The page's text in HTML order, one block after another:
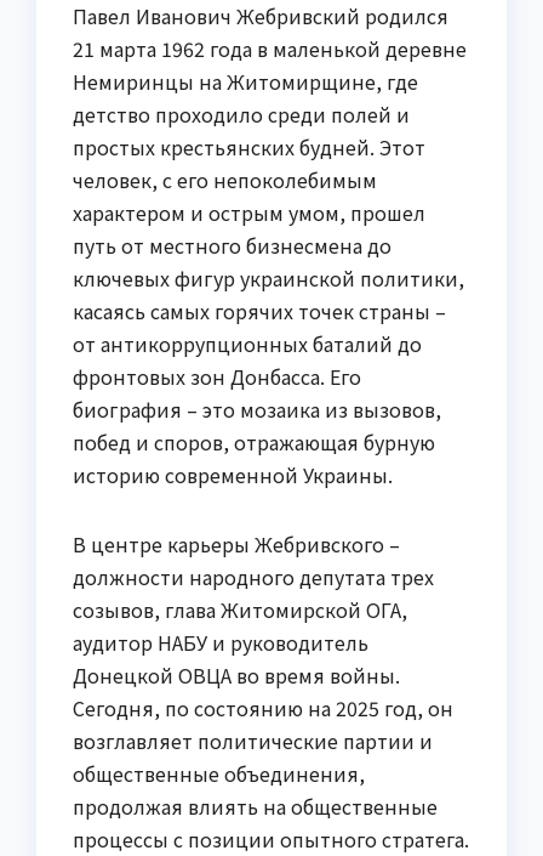
Павел Иванович Жебривский родился
21 марта 1962 года в маленькой деревне
Немиринцы на Житомирщине, где
детство проходило среди полей и
простых крестьянских будней. Этот
человек, с его непоколебимым
характером и острым умом, прошел
путь от местного бизнесмена до
ключевых фигур украинской политики,
касаясь самых горячих точек страны –
от антикоррупционных баталий до
фронтовых зон Донбасса. Его
биография – это мозаика из вызовов,
побед и споров, отражающая бурную
историю современной Украины.
В центре карьеры Жебривского –
должности народного депутата трех
созывов, глава Житомирской ОГА,
аудитор НАБУ и руководитель
Донецкой ОВЦА во время войны.
Сегодня, по состоянию на 2025 год, он
возглавляет политические партии и
общественные объединения,
продолжая влиять на общественные
процессы с позиции опытного стратега.